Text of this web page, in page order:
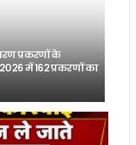
प्रकरणों के
में 162 प्रकरणों का